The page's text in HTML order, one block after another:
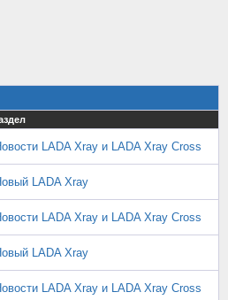
LADA Xray и LADA Xray Cross
LADA Xray
LADA Xray и LADA Xray Cross
LADA Xray
LADA Xray и LADA Xray Cross